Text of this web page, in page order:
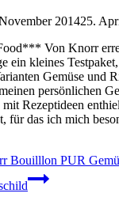
201425.
Von Knorr
ein kleines
Gemüse und
persönlichen
Rezeptideen
für das ich mich
Bouilllon PUR